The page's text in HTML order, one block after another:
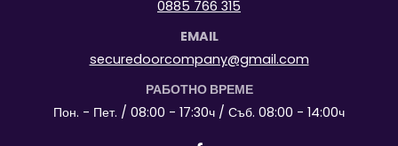
0885 766 315
EMAIL
securedoorcompany@gmail.com
РАБОТНО ВРЕМЕ
Пон. - Пет. / 08:00 - 17:30ч / Съб. 08:00 - 14:00ч